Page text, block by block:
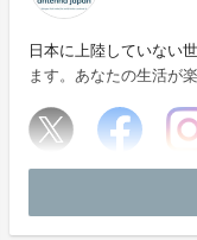
日本に上陸していない
ます。あなたの生活が